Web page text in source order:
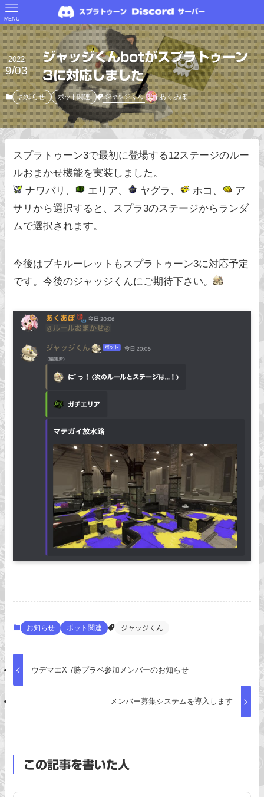
MENU
ジャッジくんbotがスプラトゥーン
3に対応しました
2022
9/03
お知らせ ボット関連 ジャッジくん あくあぽ
スプラトゥーン3で最初に登場する12ステージのルー
ルおまかせ機能を実装しました。
ナワバリ、
エリア、 ヤグラ、 ホコ、
ア
サリから選択すると、スプラ3のステージからランダ
ムで選択されます。
今後はブキルーレットもスプラトゥーン3に対応予定
です。今後のジャッジくんにご期待下さい。
お知らせ ボット関連 ジャッジくん
ウデマエX 7勝プラベ参加メンバーのお知らせ
メンバー募集システムを導入します
この記事を書いた人